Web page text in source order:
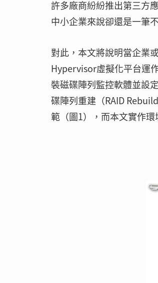
許多廠商紛紛推出第三方
中小企業來說卻還是一筆
對此，本文將說明當企業
Hypervisor虛擬化平台運
裝磁碟陣列監控軟體並設
碟陣列重建（RAID
範（圖1），而本文實作